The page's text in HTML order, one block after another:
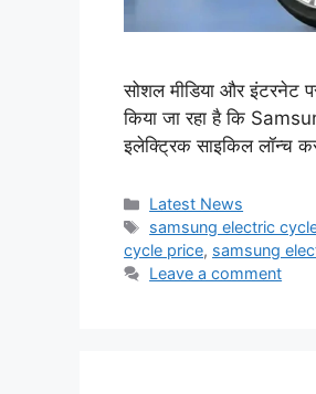
सोशल मीडिया और इंटरनेट
किया जा रहा है कि
इलेक्ट्रिक साइकिल लॉन्च
Categories
Latest News
Tags
samsung electric
cycle price, samsung
Leave a comment